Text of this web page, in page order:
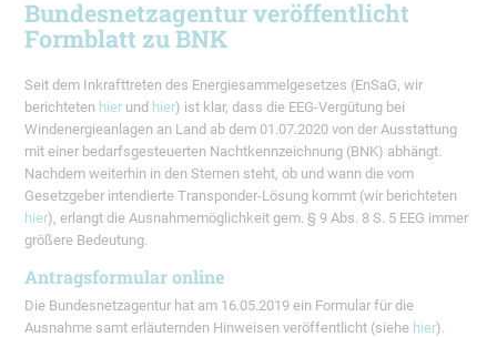
Bundesnetzagentur veröffentlicht
Formblatt zu BNK
Seit dem Inkrafttreten des Energiesammelgesetzes (EnSaG, wir
berichteten hier und hier) ist klar, dass die EEG-Vergütung bei
Windenergieanlagen an Land ab dem 01.07.2020 von der Ausstattung
mit einer bedarfsgesteuerten Nachtkennzeichnung (BNK) abhängt.
Nachdem weiterhin in den Sternen steht, ob und wann die vom
Gesetzgeber intendierte Transponder-Lösung kommt (wir berichteten
hier), erlangt die Ausnahmemöglichkeit gem. § 9 Abs. 8 S. 5 EEG immer
größere Bedeutung.
Antragsformular online
Die Bundesnetzagentur hat am 16.05.2019 ein Formular für die
Ausnahme samt erläuternden Hinweisen veröffentlicht (siehe hier).